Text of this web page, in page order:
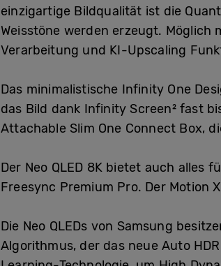
einzigartige Bildqualität ist die
Weisstöne werden erzeugt.
Verarbeitung und KI-Upscaling
Das minimalistische Infinity One
das Bild dank Infinity Screen² fast
Attachable Slim One Connect Box,
Der Neo QLED 8K bietet auch alles
Freesync Premium Pro. Der Motion
Die Neo QLEDs von Samsung
Algorithmus, der das neue Auto